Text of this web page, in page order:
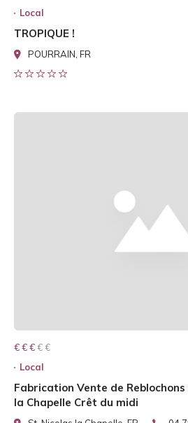
Local
TROPIQUE !
POURRAIN, FR
€ € € € €
€ € €
Local
Fabrication Vente de
la Chapelle Crêt du midi